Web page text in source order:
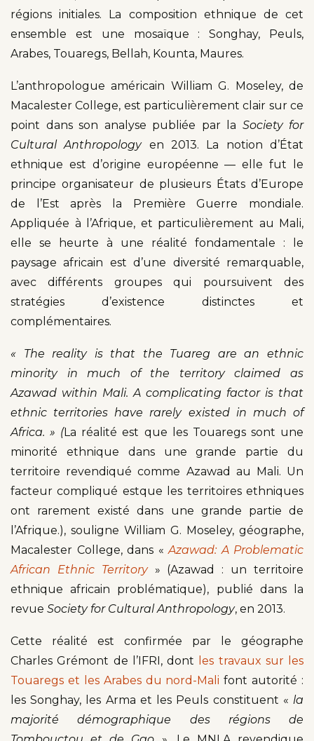
régions initiales. La composition ethnique de cet
ensemble est une mosaïque : Songhay, Peuls,
Arabes, Touaregs, Bellah, Kounta, Maures.
L’anthropologue américain William G. Moseley, de
Macalester College, est particulièrement clair sur ce
point dans son analyse publiée par la Society for
Cultural Anthropologyen 2013. La notion d’État
ethnique est d’origine européenne — elle fut le
principe organisateur de plusieurs États d’Europe
de l’Est après la Première Guerre mondiale.
Appliquée à l’Afrique, et particulièrement au Mali,
elle se heurte à une réalité fondamentale : le
paysage africain est d’une diversité remarquable,
avec différents groupes qui poursuivent des
stratégies d’existence distinctes et
complémentaires.
« The reality is that the Tuareg are an ethnic
minority in much of the territory claimed as
Azawad within Mali.A complicating factor is that
ethnic territories have rarely existed in much of
Africa. » (La réalité est que les Touaregs sont une
minorité ethnique dans une grande partie du
territoire revendiqué comme Azawad au Mali. Un
facteur compliqué estque les territoires ethniques
ont rarement existé dans une grande partie de
l’Afrique.), souligne William G. Moseley, géographe,
Macalester College, dans «Azawad: A Problematic
African Ethnic Territory» (Azawad : un territoire
ethnique africain problématique), publié dans la
revue Society for Cultural Anthropology, en 2013.
Cette réalité est confirmée par le géographe
Charles Grémont de l’IFRI, dont
les travaux sur les
Touaregs et les Arabes du nord-Mali font autorité :
les Songhay, les Arma et les Peuls constituent « la
majorité démographique des régions de